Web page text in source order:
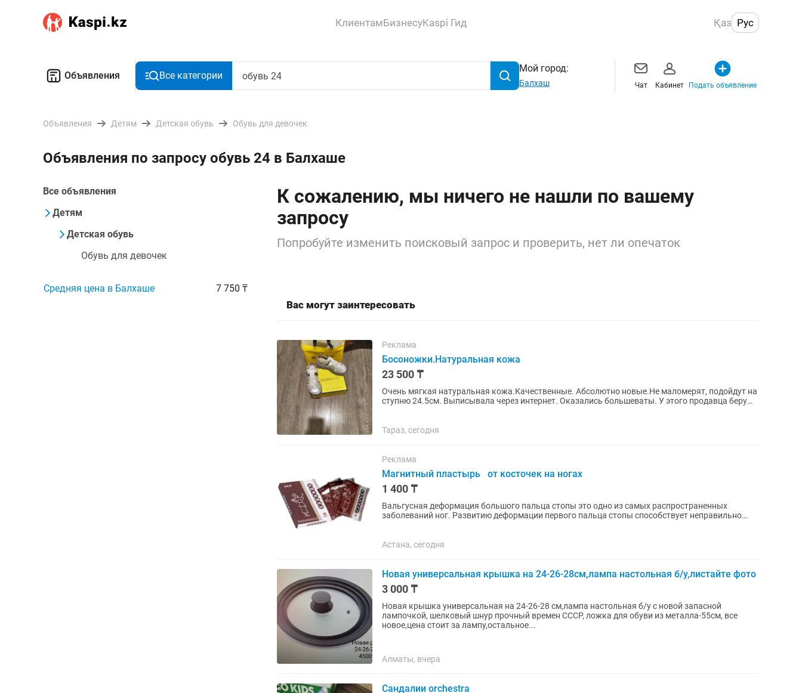
КлиентамБизнесуKaspi Гид Қаз Рус
Объявления Все категории
Мой город:
Балхаш Чат Кабинет Подать объявление
Объявления Детям Детская обувь Обувь для девочек
Объявления по запросу обувь 24 в Балхаше
Все объявления
Детям
Детская обувь
Обувь для девочек
Средняя цена в Балхаше 7 750 ₸
К сожалению, мы ничего не нашли по вашему
запросу
Попробуйте изменить поисковый запрос и проверить, нет ли опечаток
Вас могут заинтересовать
Реклама
Босоножки.Натуральная кожа
23 500 ₸
Очень мягкая натуральная кожа.Качественные. Абсолютно новые.Не маломерят, подойдут на
ступню 24.5см. Выписывала через интернет. Оказались большеваты. У этого продавца беру
Тараз, сегодня
Реклама
Магнитный пластырь от косточек на ногах
1 400 ₸
Вальгусная деформация большого пальца стопы это одно из самых распространенных
заболеваний ног. Развитию деформации первого пальца стопы способствует неправильно
Астана, сегодня
Новая универсальная крышка на 24-26-28см,лампа настольная б/у,листайте фото
3 000 ₸
Новая крышка универсальная на 24-26-28 см,лампа настольная б/у с новой запасной
лампочкой, шелковый шнур прочный времен СССР, ложка для обуви из металла-55см, все
новое,цена стоит за лампу,остальное...
Алматы, вчера
Сандалии orchestra